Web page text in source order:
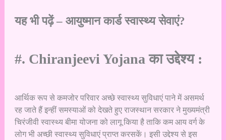
यह भी पढ़ें – आयुष्मान कार्ड स्वास्थ्य सेवाएं?
#. Chiranjeevi Yojana का उद्देश्य :
आर्थिक रूप से कमजोर परिवार अच्छे स्वास्थ्य सुविधाएं पाने में असमर्थ
रह जाते हैं इन्हीं समस्याओं को देखते हुए राजस्थान सरकार ने मुख्यमंत्री
चिरंजीवी स्वास्थ्य बीमा योजना को लागू किया है ताकि कम आय वर्ग के
लोग भी अच्छी स्वास्थ्य सुविधाएं प्राप्त करसकें। इसी उद्देश्य से इस